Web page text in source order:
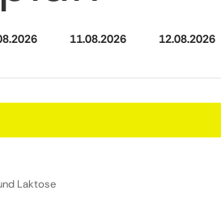
11.08.2026
12.08.2026
Laktose